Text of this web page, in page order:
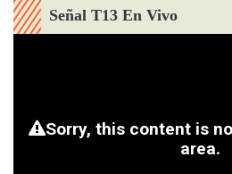
Señal T13 En Vivo